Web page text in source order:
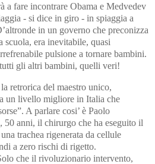
a fare incontrare Obama e Medvedev
- si dice in giro - in spiaggia a
in un governo che preconizza
era inevitabile, quasi
pulsione a tornare bambini.
gli altri bambini, quelli veri!
retrorica del maestro unico,
un livello migliore in Italia che
A parlare cosi’ è Paolo
50 anni, il chirurgo che ha eseguito il
trachea rigenerata da cellule
a zero rischi di rigetto.
che il rivoluzionario intervento,